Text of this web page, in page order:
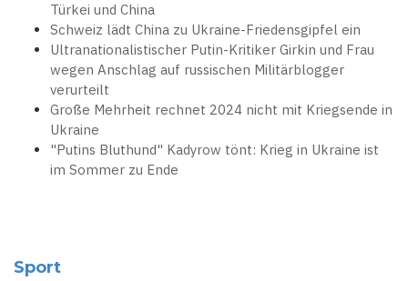
Türkei und China
Schweiz lädt China zu Ukraine-Friedensgipfel ein
Ultranationalistischer Putin-Kritiker Girkin und Frau
wegen Anschlag auf russischen Militärblogger
verurteilt
Große Mehrheit rechnet 2024 nicht mit Kriegsende in
Ukraine
"Putins Bluthund" Kadyrow tönt: Krieg in Ukraine ist
im Sommer zu Ende
Sport